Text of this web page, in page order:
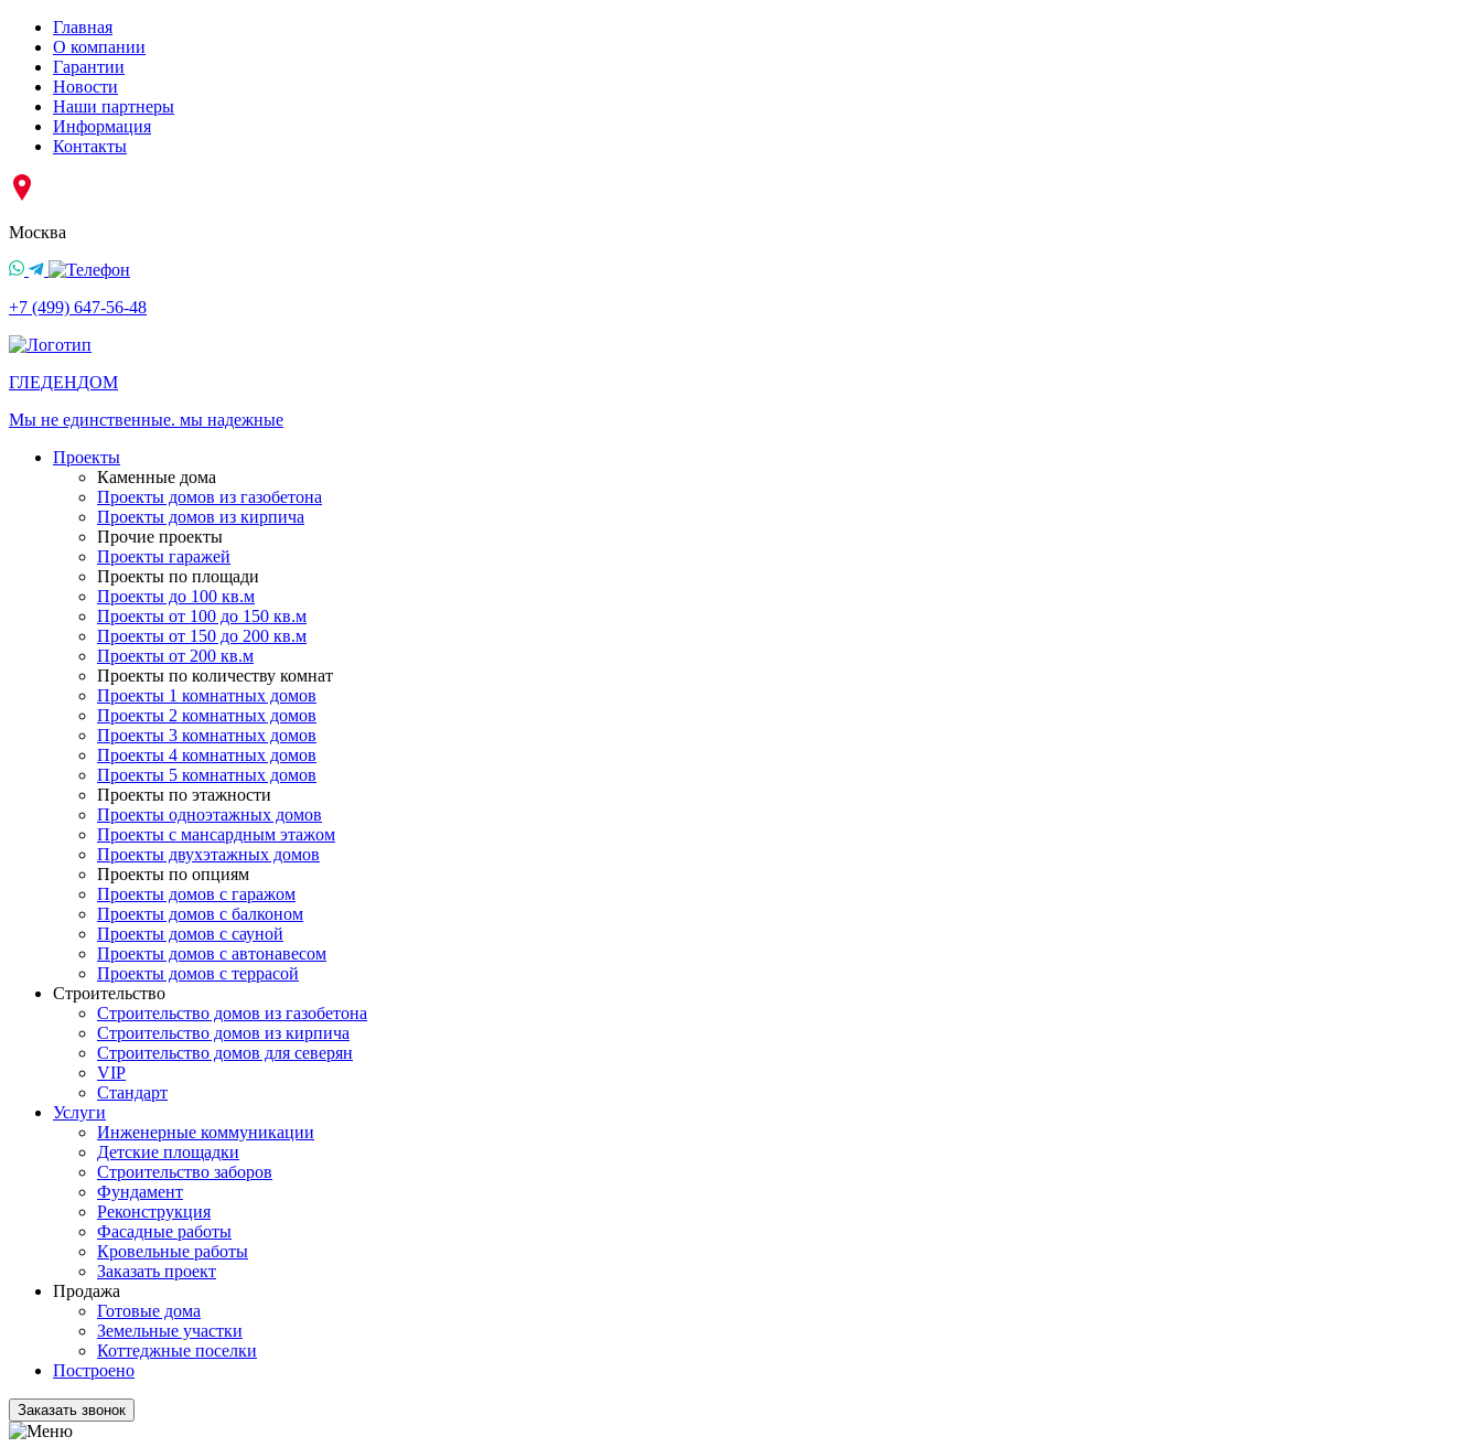
Главная
О компании
Гарантии
Новости
Наши партнеры
Информация
Контакты
Москва
+7 (499) 647-56-48
ГЛЕДЕНДОМ
Мы не единственные. мы надежные
Проекты
Каменные дома
Проекты домов из газобетона
Проекты домов из кирпича
Прочие проекты
Проекты гаражей
Проекты по площади
Проекты до 100 кв.м
Проекты от 100 до 150 кв.м
Проекты от 150 до 200 кв.м
Проекты от 200 кв.м
Проекты по количеству комнат
Проекты 1 комнатных домов
Проекты 2 комнатных домов
Проекты 3 комнатных домов
Проекты 4 комнатных домов
Проекты 5 комнатных домов
Проекты по этажности
Проекты одноэтажных домов
Проекты с мансардным этажом
Проекты двухэтажных домов
Проекты по опциям
Проекты домов с гаражом
Проекты домов с балконом
Проекты домов с сауной
Проекты домов с автонавесом
Проекты домов с террасой
Строительство
Строительство домов из газобетона
Строительство домов из кирпича
Строительство домов для северян
VIP
Стандарт
Услуги
Инженерные коммуникации
Детские площадки
Строительство заборов
Фундамент
Реконструкция
Фасадные работы
Кровельные работы
Заказать проект
Продажа
Готовые дома
Земельные участки
Коттеджные поселки
Построено
Заказать звонок